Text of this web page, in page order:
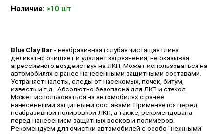
Наличие: >10 шт
Blue Clay Bar - неабразивная голубая чистящая глина
деликатно очищает и удаляет загрязнения, не оказывая
агрессивного воздействуя на ЛКП. Может использоваться на
автомобилях с ранее нанесенными защитными составами.
Устраняет налеты, следы от насекомых, почек, битум,
известь и т.д.. Абсолютно безопасна для ЛКП и стекол
Может использоваться на автомобилях с ранее
нанесенными защитными составами. Применяется перед
неабразивной полировкой ЛКП, а также, рекомендована
перед нанесением защитных восков и полимеров.
Рекомендуем для очистки автомобилей с особо "нежными"